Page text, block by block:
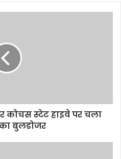
स्टेट हाइवे पर चला
बुलडोजर